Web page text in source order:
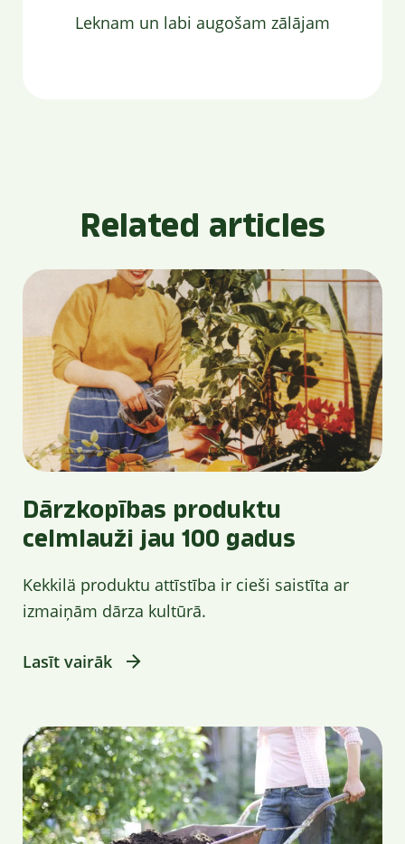
Leknam un labi augošam zālājam
Related articles
Dārzkopības produktu
celmlauži jau 100 gadus
Kekkilä produktu attīstība ir cieši saistīta ar
izmaiņām dārza kultūrā.
Lasīt vairāk